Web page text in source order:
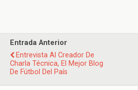
Entrada Anterior
Entrevista Al Creador De
Charla Técnica, El Mejor Blog
De Fútbol Del País